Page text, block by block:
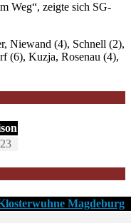
Weg“, zeigte sich SG-
Niewand (4), Schnell (2),
(6), Kuzja, Rosenau (4),
Magdeburg